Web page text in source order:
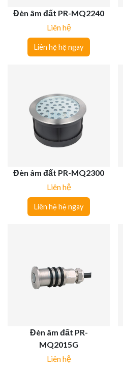
Đèn âm đất PR-MQ2240
Liên hệ
Liên hệ hệ ngay
Đèn âm đất PR-MQ2300
Liên hệ
Liên hệ hệ ngay
Đèn âm đất PR-
MQ2015G
Liên hệ